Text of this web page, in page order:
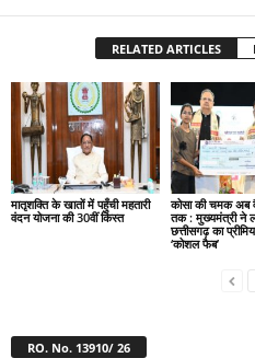
RELATED ARTICLES
मातृशक्ति के खातों में पहुँची महतारी
वंदन योजना की 30वीं किस्त
कोसा की चमक अब
तक : मुख्यमंत्री ने
छत्तीसगढ़ का
‘कोशल फैब’
RO. No. 13910/ 26